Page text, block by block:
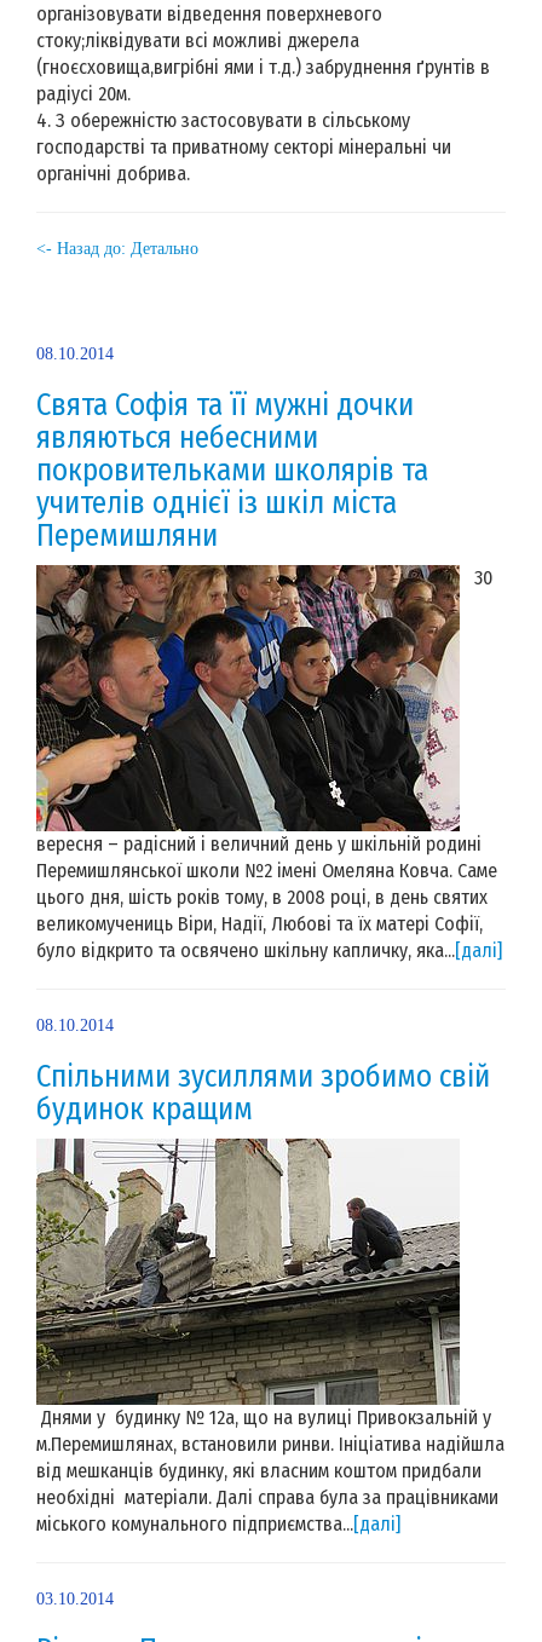
організовувати відведення поверхневого
стоку;ліквідувати всі можливі джерела
(гноєсховища,вигрібні ями і т.д.) забруднення ґрунтів в
радіусі 20м.
4. З обережністю застосовувати в сільському
господарстві та приватному секторі мінеральні чи
органічні добрива.
<- Назад до: Детально
08.10.2014
Свята Софія та її мужні дочки
являються небесними
покровительками школярів та
учителів однієї із шкіл міста
Перемишляни
30
вересня – радісний і величний день у шкільній родині
Перемишлянської школи №2 імені Омеляна Ковча. Саме
цього дня, шість років тому, в 2008 році, в день святих
великомучениць Віри, Надії, Любові та їх матері Софії,
було відкрито та освячено шкільну капличку, яка...[далі]
08.10.2014
Спільними зусиллями зробимо свій
будинок кращим
Днями у будинку № 12а, що на вулиці Привокзальній у
м.Перемишлянах, встановили ринви. Ініціатива надійшла
від мешканців будинку, які власним коштом придбали
необхідні матеріали. Далі справа була за працівниками
міського комунального підприємства...[далі]
03.10.2014